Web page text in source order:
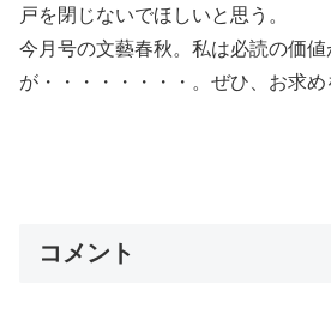
戸を閉じないでほしいと思う。
今月号の文藝春秋。私は必読の価
が・・・・・・・・。ぜひ、お求め
Ｇｏ
コメント